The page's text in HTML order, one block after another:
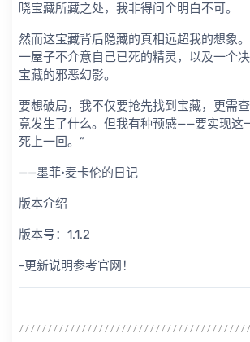
晓宝藏所藏之处，我非得问个明白不可。
然而这宝藏背后隐藏的真相远超我的想象
一屋子不介意自己已死的精灵，以及一个
宝藏的邪恶幻影。
要想破局，我不仅要抢先找到宝藏，更需
竟发生了什么。但我有种预感——要实现这
死上一回。”
——墨菲·麦卡伦的日记
版本介绍
版本号：1.1.2
-更新说明参考官网！